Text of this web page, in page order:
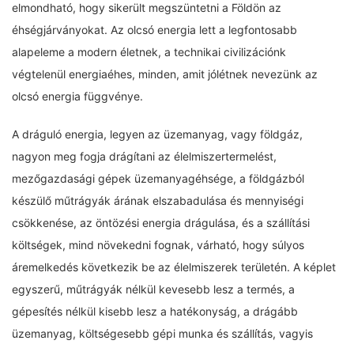
elmondható, hogy sikerült megszüntetni a Földön az
éhségjárványokat. Az olcsó energia lett a legfontosabb
alapeleme a modern életnek, a technikai civilizációnk
végtelenül energiaéhes, minden, amit jólétnek nevezünk az
olcsó energia függvénye.
A dráguló energia, legyen az üzemanyag, vagy földgáz,
nagyon meg fogja drágítani az élelmiszertermelést,
mezőgazdasági gépek üzemanyagéhsége, a földgázból
készülő műtrágyák árának elszabadulása és mennyiségi
csökkenése, az öntözési energia drágulása, és a szállítási
költségek, mind növekedni fognak, várható, hogy súlyos
áremelkedés következik be az élelmiszerek területén. A képlet
egyszerű, műtrágyák nélkül kevesebb lesz a termés, a
gépesítés nélkül kisebb lesz a hatékonyság, a drágább
üzemanyag, költségesebb gépi munka és szállítás, vagyis